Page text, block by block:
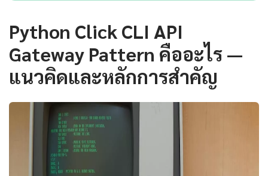
Python Click CLI API
Gateway Pattern คืออะไร —
แนวคิดและหลักการสำคัญ